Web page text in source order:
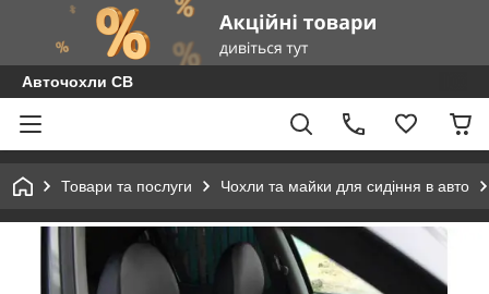
Авточохли СВ
Товари та послуги Чохли та майки для сидіння в авто